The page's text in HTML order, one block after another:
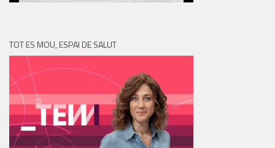
TOT ES MOU, ESPAI DE SALUT